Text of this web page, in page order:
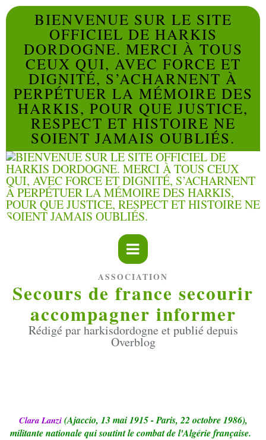
BIENVENUE SUR LE SITE
OFFICIEL DE HARKIS
DORDOGNE. MERCI À TOUS
CEUX QUI, AVEC FORCE ET
DIGNITÉ, S’ACHARNENT À
PERPÉTUER LA MÉMOIRE DES
HARKIS, POUR QUE JUSTICE,
RESPECT ET HISTOIRE NE
SOIENT JAMAIS OUBLIÉS.
ASSOCIATION
Secours de france secourir
accompagner informer
Rédigé par harkisdordogne et publié depuis
Overblog
Clara Lanzi (Ajaccio, 13 mai 1915 - Paris, 22 octobre 1986),
militante nationale qui soutint le combat de l'Algérie française.